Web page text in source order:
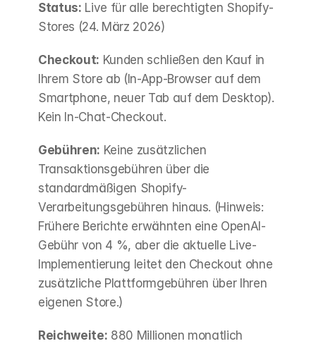
Status: Live für alle berechtigten Shopify-
Stores (24. März 2026)
Checkout: Kunden schließen den Kauf in
Ihrem Store ab (In-App-Browser auf dem
Smartphone, neuer Tab auf dem Desktop).
Kein In-Chat-Checkout.
Gebühren: Keine zusätzlichen
Transaktionsgebühren über die
standardmäßigen Shopify-
Verarbeitungsgebühren hinaus. (Hinweis:
Frühere Berichte erwähnten eine OpenAI-
Gebühr von 4 %, aber die aktuelle Live-
Implementierung leitet den Checkout ohne
zusätzliche Plattformgebühren über Ihren
eigenen Store.)
Reichweite: 880 Millionen monatlich